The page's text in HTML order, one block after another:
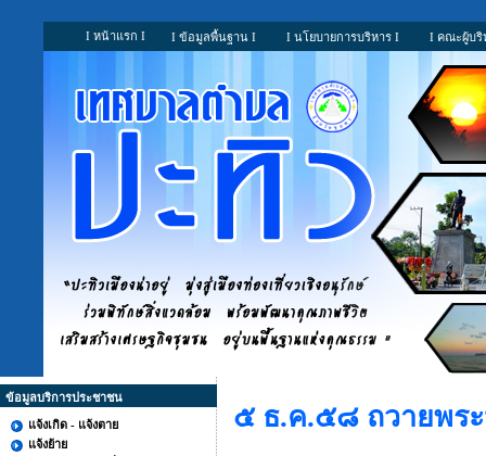
I หน้าแรก I I ข้อมูลพื้นฐาน I I นโยบายการบริหาร I I คณะผู้บริ
ข้อมูลบริการประชาชน
แจ้งเกิด - แจ้งตาย
แจ้งย้าย
๕ ธ.ค.๕๘ ถวายพระ